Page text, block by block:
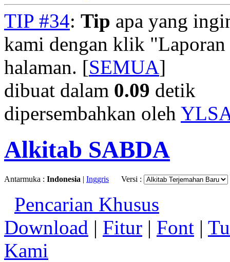
TIP #34: Tip apa yang
kami dengan klik "Laporan
halaman. [SEMUA]
dibuat dalam 0.09 detik
dipersembahkan oleh
Alkitab SABDA
Antarmuka : Indonesia | Inggris Versi :
Pencarian Khusus
Download | Fitur | Font |
Kami